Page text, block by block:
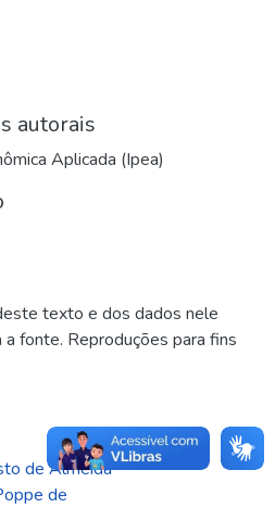
autorais
Aplicada (Ipea)
texto e dos dados nele
fonte. Reproduções para fins
de Almeida
de